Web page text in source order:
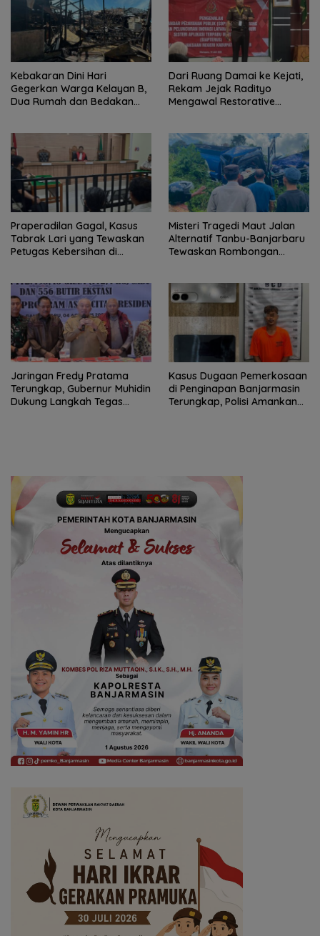
Kebakaran Dini Hari
Gegerkan Warga Kelayan B,
Dua Rumah dan Bedakan
Dari Ruang Damai ke Kejati,
Rekam Jejak Radityo
Mengawal Restorative
Praperadilan Gagal, Kasus
Tabrak Lari yang Tewaskan
Petugas Kebersihan di
Misteri Tragedi Maut Jalan
Alternatif Tanbu-Banjarbaru
Tewaskan Rombongan
Jaringan Fredy Pratama
Terungkap, Gubernur Muhidin
Dukung Langkah Tegas
Kasus Dugaan Pemerkosaan
di Penginapan Banjarmasin
Terungkap, Polisi Amankan